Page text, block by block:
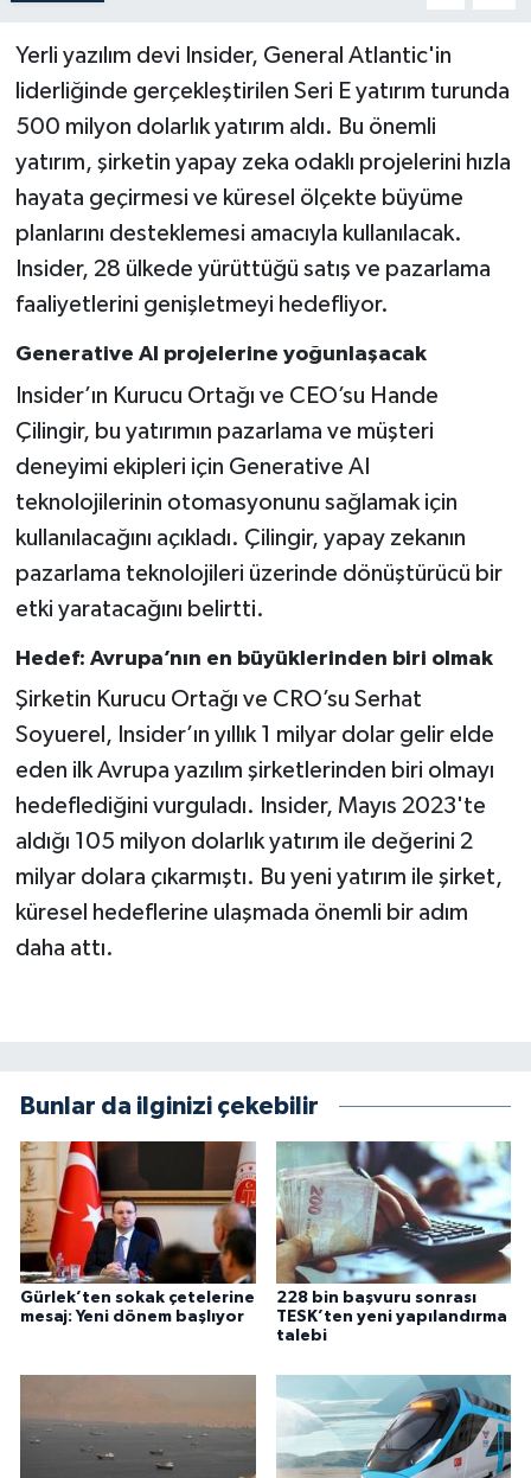
Yerli yazılım devi Insider, General Atlantic'in
liderliğinde gerçekleştirilen Seri E yatırım turunda
500 milyon dolarlık yatırım aldı. Bu önemli
yatırım, şirketin yapay zeka odaklı projelerini hızla
hayata geçirmesi ve küresel ölçekte büyüme
planlarını desteklemesi amacıyla kullanılacak.
Insider, 28 ülkede yürüttüğü satış ve pazarlama
faaliyetlerini genişletmeyi hedefliyor.
Generative AI projelerine yoğunlaşacak
Insider’ın Kurucu Ortağı ve CEO’su Hande
Çilingir, bu yatırımın pazarlama ve müşteri
deneyimi ekipleri için Generative AI
teknolojilerinin otomasyonunu sağlamak için
kullanılacağını açıkladı. Çilingir, yapay zekanın
pazarlama teknolojileri üzerinde dönüştürücü bir
etki yaratacağını belirtti.
Hedef: Avrupa’nın en büyüklerinden biri olmak
Şirketin Kurucu Ortağı ve CRO’su Serhat
Soyuerel, Insider’ın yıllık 1 milyar dolar gelir elde
eden ilk Avrupa yazılım şirketlerinden biri olmayı
hedeflediğini vurguladı. Insider, Mayıs 2023'te
aldığı 105 milyon dolarlık yatırım ile değerini 2
milyar dolara çıkarmıştı. Bu yeni yatırım ile şirket,
küresel hedeflerine ulaşmada önemli bir adım
daha attı.
Bunlar da ilginizi çekebilir
Gürlek’ten sokak çetelerine
mesaj: Yeni dönem başlıyor
228 bin başvuru sonrası
TESK’ten yeni yapılandırma
talebi